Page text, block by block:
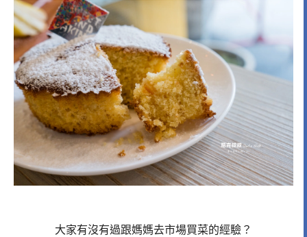
大家有沒有過跟媽媽去市場買菜的經驗？